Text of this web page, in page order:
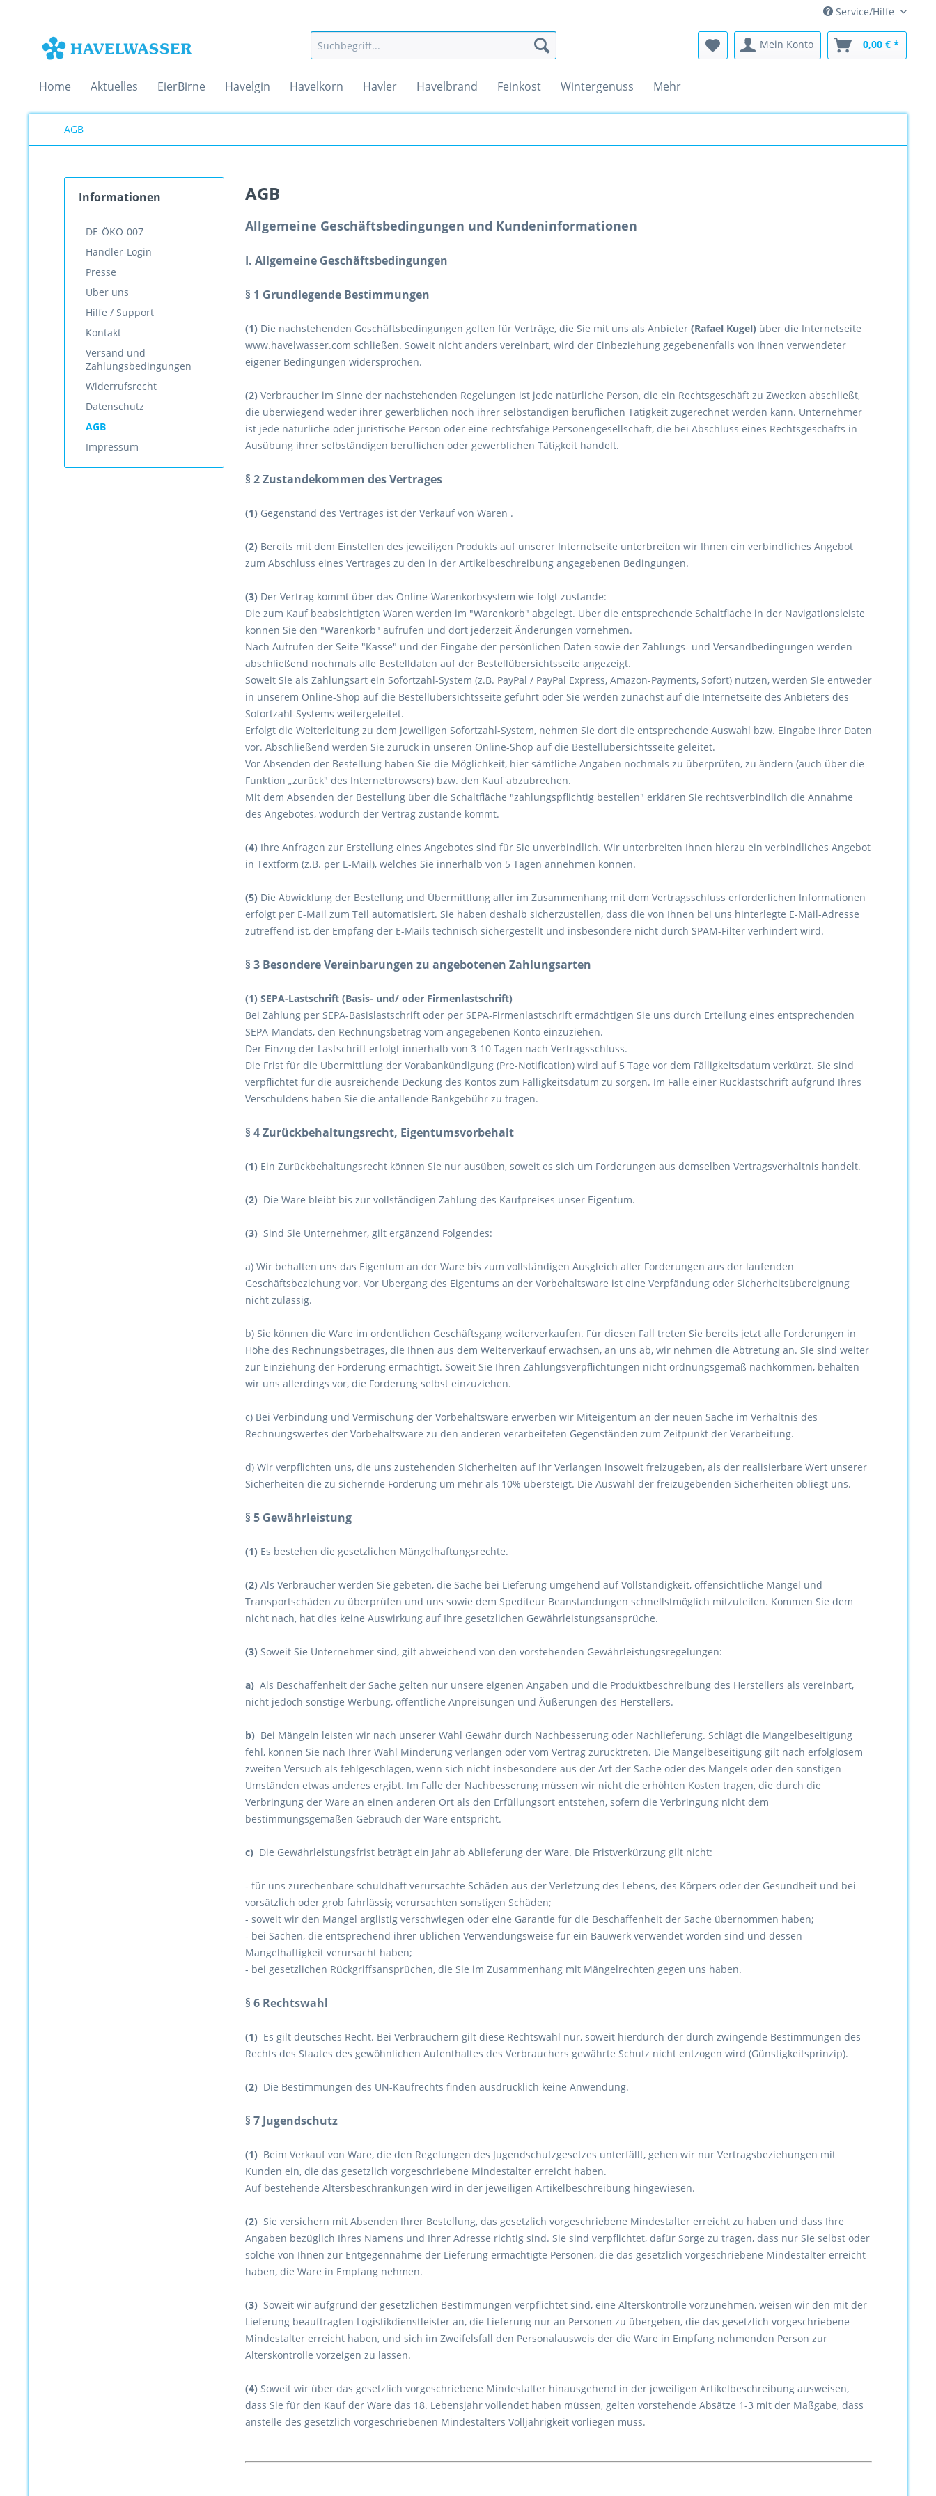
Service/Hilfe
Mein Konto 0,00 € *
Home Aktuelles EierBirne Havelgin Havelkorn Havler Havelbrand Feinkost Wintergenuss Mehr
AGB
Informationen
DE-ÖKO-007
Händler-Login
Presse
Über uns
Hilfe / Support
Kontakt
Versand und
Zahlungsbedingungen
Widerrufsrecht
Datenschutz
AGB
Impressum
AGB
Allgemeine Geschäftsbedingungen und Kundeninformationen
I. Allgemeine Geschäftsbedingungen
§ 1 Grundlegende Bestimmungen
(1) Die nachstehenden Geschäftsbedingungen gelten für Verträge, die Sie mit uns als Anbieter (Rafael Kugel) über die Internetseite
www.havelwasser.com schließen. Soweit nicht anders vereinbart, wird der Einbeziehung gegebenenfalls von Ihnen verwendeter
eigener Bedingungen widersprochen.
(2) Verbraucher im Sinne der nachstehenden Regelungen ist jede natürliche Person, die ein Rechtsgeschäft zu Zwecken abschließt,
die überwiegend weder ihrer gewerblichen noch ihrer selbständigen beruflichen Tätigkeit zugerechnet werden kann. Unternehmer
ist jede natürliche oder juristische Person oder eine rechtsfähige Personengesellschaft, die bei Abschluss eines Rechtsgeschäfts in
Ausübung ihrer selbständigen beruflichen oder gewerblichen Tätigkeit handelt.
§ 2 Zustandekommen des Vertrages
(1) Gegenstand des Vertrages ist der Verkauf von Waren .
(2) Bereits mit dem Einstellen des jeweiligen Produkts auf unserer Internetseite unterbreiten wir Ihnen ein verbindliches Angebot
zum Abschluss eines Vertrages zu den in der Artikelbeschreibung angegebenen Bedingungen.
(3) Der Vertrag kommt über das Online-Warenkorbsystem wie folgt zustande:
Die zum Kauf beabsichtigten Waren werden im "Warenkorb" abgelegt. Über die entsprechende Schaltfläche in der Navigationsleiste
können Sie den "Warenkorb" aufrufen und dort jederzeit Änderungen vornehmen.
Nach Aufrufen der Seite "Kasse" und der Eingabe der persönlichen Daten sowie der Zahlungs- und Versandbedingungen werden
abschließend nochmals alle Bestelldaten auf der Bestellübersichtsseite angezeigt.
Soweit Sie als Zahlungsart ein Sofortzahl-System (z.B. PayPal / PayPal Express, Amazon-Payments, Sofort) nutzen, werden Sie entweder
in unserem Online-Shop auf die Bestellübersichtsseite geführt oder Sie werden zunächst auf die Internetseite des Anbieters des
Sofortzahl-Systems weitergeleitet.
Erfolgt die Weiterleitung zu dem jeweiligen Sofortzahl-System, nehmen Sie dort die entsprechende Auswahl bzw. Eingabe Ihrer Daten
vor. Abschließend werden Sie zurück in unseren Online-Shop auf die Bestellübersichtsseite geleitet.
Vor Absenden der Bestellung haben Sie die Möglichkeit, hier sämtliche Angaben nochmals zu überprüfen, zu ändern (auch über die
Funktion „zurück" des Internetbrowsers) bzw. den Kauf abzubrechen.
Mit dem Absenden der Bestellung über die Schaltfläche "zahlungspflichtig bestellen" erklären Sie rechtsverbindlich die Annahme
des Angebotes, wodurch der Vertrag zustande kommt.
(4) Ihre Anfragen zur Erstellung eines Angebotes sind für Sie unverbindlich. Wir unterbreiten Ihnen hierzu ein verbindliches Angebot
in Textform (z.B. per E-Mail), welches Sie innerhalb von 5 Tagen annehmen können.
(5) Die Abwicklung der Bestellung und Übermittlung aller im Zusammenhang mit dem Vertragsschluss erforderlichen Informationen
erfolgt per E-Mail zum Teil automatisiert. Sie haben deshalb sicherzustellen, dass die von Ihnen bei uns hinterlegte E-Mail-Adresse
zutreffend ist, der Empfang der E-Mails technisch sichergestellt und insbesondere nicht durch SPAM-Filter verhindert wird.
§ 3 Besondere Vereinbarungen zu angebotenen Zahlungsarten
(1) SEPA-Lastschrift (Basis- und/ oder Firmenlastschrift)
Bei Zahlung per SEPA-Basislastschrift oder per SEPA-Firmenlastschrift ermächtigen Sie uns durch Erteilung eines entsprechenden
SEPA-Mandats, den Rechnungsbetrag vom angegebenen Konto einzuziehen.
Der Einzug der Lastschrift erfolgt innerhalb von 3-10 Tagen nach Vertragsschluss.
Die Frist für die Übermittlung der Vorabankündigung (Pre-Notification) wird auf 5 Tage vor dem Fälligkeitsdatum verkürzt. Sie sind
verpflichtet für die ausreichende Deckung des Kontos zum Fälligkeitsdatum zu sorgen. Im Falle einer Rücklastschrift aufgrund Ihres
Verschuldens haben Sie die anfallende Bankgebühr zu tragen.
§ 4 Zurückbehaltungsrecht, Eigentumsvorbehalt
(1) Ein Zurückbehaltungsrecht können Sie nur ausüben, soweit es sich um Forderungen aus demselben Vertragsverhältnis handelt.
(2) Die Ware bleibt bis zur vollständigen Zahlung des Kaufpreises unser Eigentum.
(3) Sind Sie Unternehmer, gilt ergänzend Folgendes:
a) Wir behalten uns das Eigentum an der Ware bis zum vollständigen Ausgleich aller Forderungen aus der laufenden
Geschäftsbeziehung vor. Vor Übergang des Eigentums an der Vorbehaltsware ist eine Verpfändung oder Sicherheitsübereignung
nicht zulässig.
b) Sie können die Ware im ordentlichen Geschäftsgang weiterverkaufen. Für diesen Fall treten Sie bereits jetzt alle Forderungen in
Höhe des Rechnungsbetrages, die Ihnen aus dem Weiterverkauf erwachsen, an uns ab, wir nehmen die Abtretung an. Sie sind weiter
zur Einziehung der Forderung ermächtigt. Soweit Sie Ihren Zahlungsverpflichtungen nicht ordnungsgemäß nachkommen, behalten
wir uns allerdings vor, die Forderung selbst einzuziehen.
c) Bei Verbindung und Vermischung der Vorbehaltsware erwerben wir Miteigentum an der neuen Sache im Verhältnis des
Rechnungswertes der Vorbehaltsware zu den anderen verarbeiteten Gegenständen zum Zeitpunkt der Verarbeitung.
d) Wir verpflichten uns, die uns zustehenden Sicherheiten auf Ihr Verlangen insoweit freizugeben, als der realisierbare Wert unserer
Sicherheiten die zu sichernde Forderung um mehr als 10% übersteigt. Die Auswahl der freizugebenden Sicherheiten obliegt uns.
§ 5 Gewährleistung
(1) Es bestehen die gesetzlichen Mängelhaftungsrechte.
(2) Als Verbraucher werden Sie gebeten, die Sache bei Lieferung umgehend auf Vollständigkeit, offensichtliche Mängel und
Transportschäden zu überprüfen und uns sowie dem Spediteur Beanstandungen schnellstmöglich mitzuteilen. Kommen Sie dem
nicht nach, hat dies keine Auswirkung auf Ihre gesetzlichen Gewährleistungsansprüche.
(3) Soweit Sie Unternehmer sind, gilt abweichend von den vorstehenden Gewährleistungsregelungen:
a) Als Beschaffenheit der Sache gelten nur unsere eigenen Angaben und die Produktbeschreibung des Herstellers als vereinbart,
nicht jedoch sonstige Werbung, öffentliche Anpreisungen und Äußerungen des Herstellers.
b) Bei Mängeln leisten wir nach unserer Wahl Gewähr durch Nachbesserung oder Nachlieferung. Schlägt die Mangelbeseitigung
fehl, können Sie nach Ihrer Wahl Minderung verlangen oder vom Vertrag zurücktreten. Die Mängelbeseitigung gilt nach erfolglosem
zweiten Versuch als fehlgeschlagen, wenn sich nicht insbesondere aus der Art der Sache oder des Mangels oder den sonstigen
Umständen etwas anderes ergibt. Im Falle der Nachbesserung müssen wir nicht die erhöhten Kosten tragen, die durch die
Verbringung der Ware an einen anderen Ort als den Erfüllungsort entstehen, sofern die Verbringung nicht dem
bestimmungsgemäßen Gebrauch der Ware entspricht.
c) Die Gewährleistungsfrist beträgt ein Jahr ab Ablieferung der Ware. Die Fristverkürzung gilt nicht:
- für uns zurechenbare schuldhaft verursachte Schäden aus der Verletzung des Lebens, des Körpers oder der Gesundheit und bei
vorsätzlich oder grob fahrlässig verursachten sonstigen Schäden;
- soweit wir den Mangel arglistig verschwiegen oder eine Garantie für die Beschaffenheit der Sache übernommen haben;
- bei Sachen, die entsprechend ihrer üblichen Verwendungsweise für ein Bauwerk verwendet worden sind und dessen
Mangelhaftigkeit verursacht haben;
- bei gesetzlichen Rückgriffsansprüchen, die Sie im Zusammenhang mit Mängelrechten gegen uns haben.
§ 6 Rechtswahl
(1) Es gilt deutsches Recht. Bei Verbrauchern gilt diese Rechtswahl nur, soweit hierdurch der durch zwingende Bestimmungen des
Rechts des Staates des gewöhnlichen Aufenthaltes des Verbrauchers gewährte Schutz nicht entzogen wird (Günstigkeitsprinzip).
(2) Die Bestimmungen des UN-Kaufrechts finden ausdrücklich keine Anwendung.
§ 7 Jugendschutz
(1) Beim Verkauf von Ware, die den Regelungen des Jugendschutzgesetzes unterfällt, gehen wir nur Vertragsbeziehungen mit
Kunden ein, die das gesetzlich vorgeschriebene Mindestalter erreicht haben.
Auf bestehende Altersbeschränkungen wird in der jeweiligen Artikelbeschreibung hingewiesen.
(2) Sie versichern mit Absenden Ihrer Bestellung, das gesetzlich vorgeschriebene Mindestalter erreicht zu haben und dass Ihre
Angaben bezüglich Ihres Namens und Ihrer Adresse richtig sind. Sie sind verpflichtet, dafür Sorge zu tragen, dass nur Sie selbst oder
solche von Ihnen zur Entgegennahme der Lieferung ermächtigte Personen, die das gesetzlich vorgeschriebene Mindestalter erreicht
haben, die Ware in Empfang nehmen.
(3) Soweit wir aufgrund der gesetzlichen Bestimmungen verpflichtet sind, eine Alterskontrolle vorzunehmen, weisen wir den mit der
Lieferung beauftragten Logistikdienstleister an, die Lieferung nur an Personen zu übergeben, die das gesetzlich vorgeschriebene
Mindestalter erreicht haben, und sich im Zweifelsfall den Personalausweis der die Ware in Empfang nehmenden Person zur
Alterskontrolle vorzeigen zu lassen.
(4) Soweit wir über das gesetzlich vorgeschriebene Mindestalter hinausgehend in der jeweiligen Artikelbeschreibung ausweisen,
dass Sie für den Kauf der Ware das 18. Lebensjahr vollendet haben müssen, gelten vorstehende Absätze 1-3 mit der Maßgabe, dass
anstelle des gesetzlich vorgeschriebenen Mindestalters Volljährigkeit vorliegen muss.